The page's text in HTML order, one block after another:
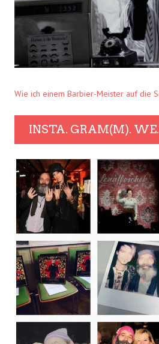
Wie ich einem Barbier-Meister auf die
INSTA. GRAM(M).